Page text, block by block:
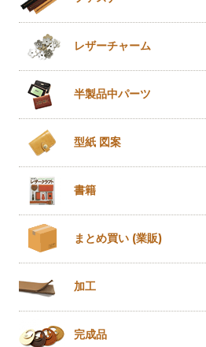
レザーチャーム
半製品中パーツ
型紙 図案
書籍
まとめ買い (業販)
加工
完成品